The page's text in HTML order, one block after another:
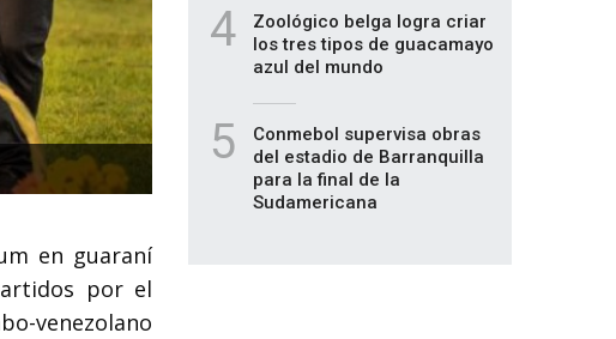
en guaraní
por el
venezolano
4
Zoológico belga logra criar
los tres tipos de guacamayo
azul del mundo
5
Conmebol supervisa obras
del estadio de Barranquilla
para la final de la
Sudamericana